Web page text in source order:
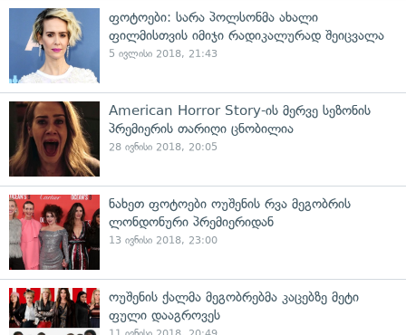
ფოტოები: სარა პოლსონმა ახალი
ფილმისთვის იმიჯი რადიკალურად შეიცვალა
5 ივლისი 2018, 21:43
American Horror Story-ის მერვე სეზონის
პრემიერის თარიღი ცნობილია
28 ივნისი 2018, 20:05
ნახეთ ფოტოები ოუშენის რვა მეგობრის
ლონდონური პრემიერიდან
13 ივნისი 2018, 23:00
ოუშენის ქალმა მეგობრებმა კაცებზე მეტი
ფული დააგროვეს